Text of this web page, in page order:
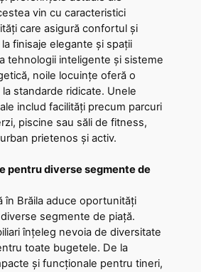
vin cu caracteristici
care asigură confortul și
finisaje elegante și spații
tehnologii inteligente și sisteme
noile locuințe oferă o
standarde ridicate. Unele
includ facilități precum parcuri
piscine sau săli de fitness,
prietenos și activ.
pentru diverse segmente de
în Brăila aduce oportunități
segmente de piață.
înțeleg nevoia de diversitate
toate bugetele. De la
și funcționale pentru tineri,